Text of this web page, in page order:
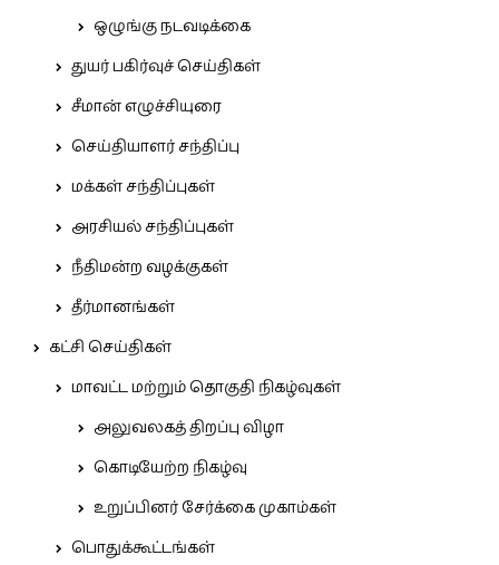
ஒழுங்கு நடவடிக்கை
துயர் பகிர்வுச் செய்திகள்
சீமான் எழுச்சியுரை
செய்தியாளர் சந்திப்பு
மக்கள் சந்திப்புகள்
அரசியல் சந்திப்புகள்
நீதிமன்ற வழக்குகள்
தீர்மானங்கள்
கட்சி செய்திகள்
மாவட்ட மற்றும் தொகுதி நிகழ்வுகள்
அலுவலகத் திறப்பு விழா
கொடியேற்ற நிகழ்வு
உறுப்பினர் சேர்க்கை முகாம்கள்
பொதுக்கூட்டங்கள்